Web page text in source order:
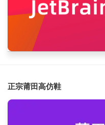
正宗莆田高仿鞋